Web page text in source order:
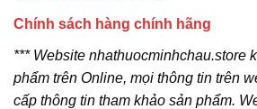
Chính sách hàng chính hãng
*** Website nhathuocminhchau.store
phẩm trên Online, mọi thông tin trên
cấp thông tin tham khảo sản phẩm.